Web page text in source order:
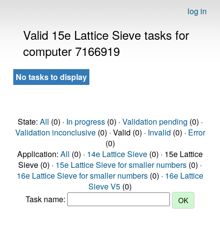
log in
Valid 15e Lattice Sieve tasks for
computer 7166919
No tasks to display
State: All (0) · In progress(0) · Validation pending (0) ·
Validation inconclusive(0) · Valid (0) · Invalid (0) · Error
(0)
Application: All (0) · 14e Lattice Sieve (0) · 15e Lattice
Sieve (0) · 15e Lattice Sieve for smaller numbers (0) ·
16e Lattice Sieve for smaller numbers (0) · 16e Lattice
Sieve V5 (0)
Task name: